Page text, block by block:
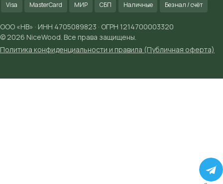
Visa MasterCard МИР СБП Наличные Безнал / счёт
ООО «НВ» · ИНН 4705089823 · ОГРН 1214700003320
© 2026 NiceWood. Все права защищены.
Политика конфиденциальности и правила (Публичная оферта)